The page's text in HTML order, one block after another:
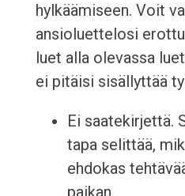
hylkäämiseen. Voit
ansioluettelosi
luet alla olevassa
ei pitäisi sisällyttää
Ei saatekirjettä.
tapa selittää,
ehdokas
paikan.